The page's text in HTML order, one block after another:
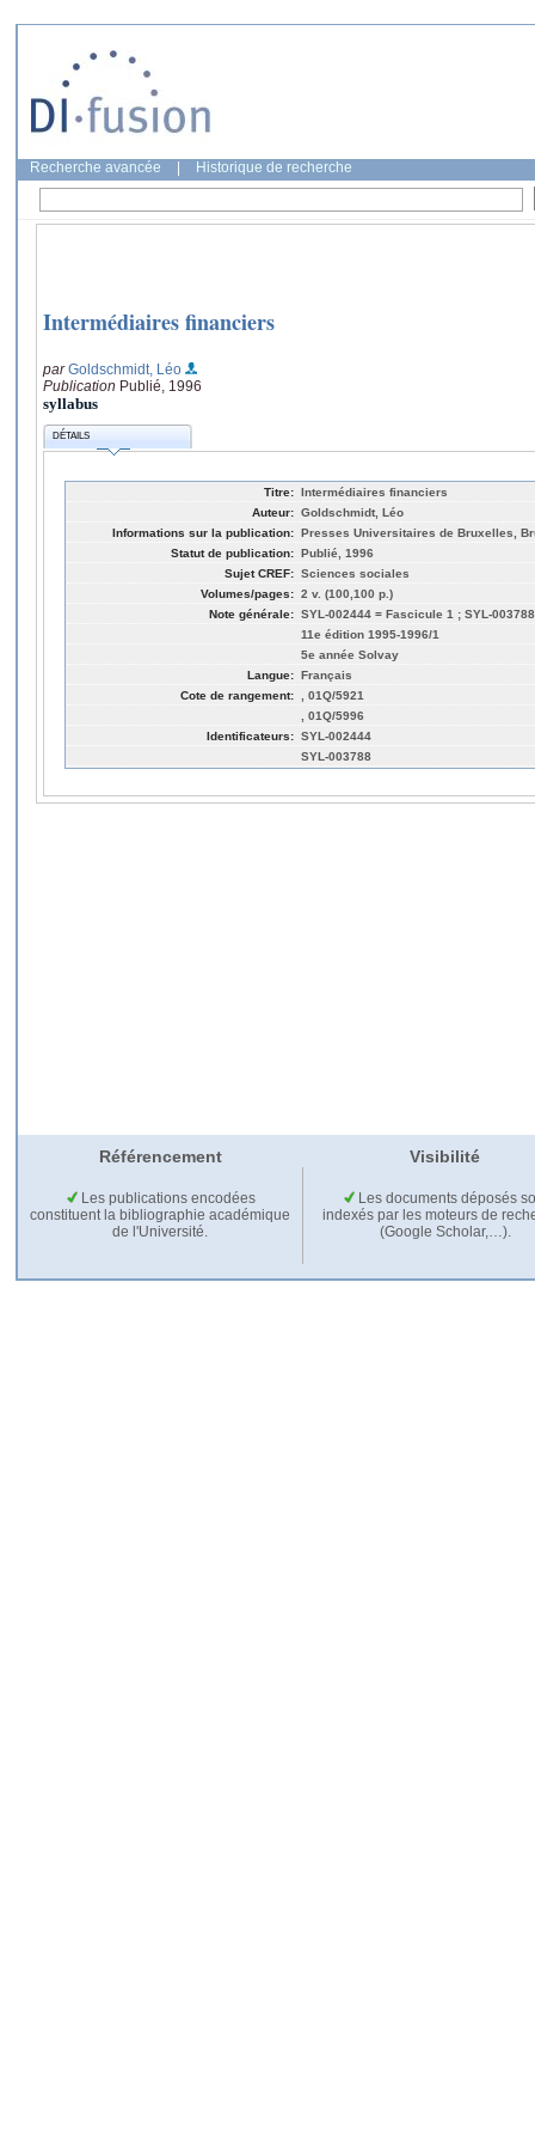
Recherche avancée Historique de recherche
Intermédiaires financiers
parGoldschmidt, Léo
Publication Publié, 1996
syllabus
DÉTAILS
Titre: Intermédiaires financiers
Auteur: Goldschmidt, Léo
Informations sur la publication: Presses Universitaires de Bruxelles,
Statut de publication: Publié, 1996
Sujet CREF: Sciences sociales
Volumes/pages: 2 v. (100,100 p.)
Note générale: SYL-002444 = Fascicule 1 ; SYL-
11e édition 1995-1996/1
5e année Solvay
Langue: Français
Cote de rangement:
, 01Q/5921
, 01Q/5996
Identificateurs: SYL-002444
SYL-003788
Référencement Visibilité
Les publications encodées
constituent la bibliographie académique
de l'Université.
Les documents déposés
indexés par les moteurs de
(Google Scholar,…).